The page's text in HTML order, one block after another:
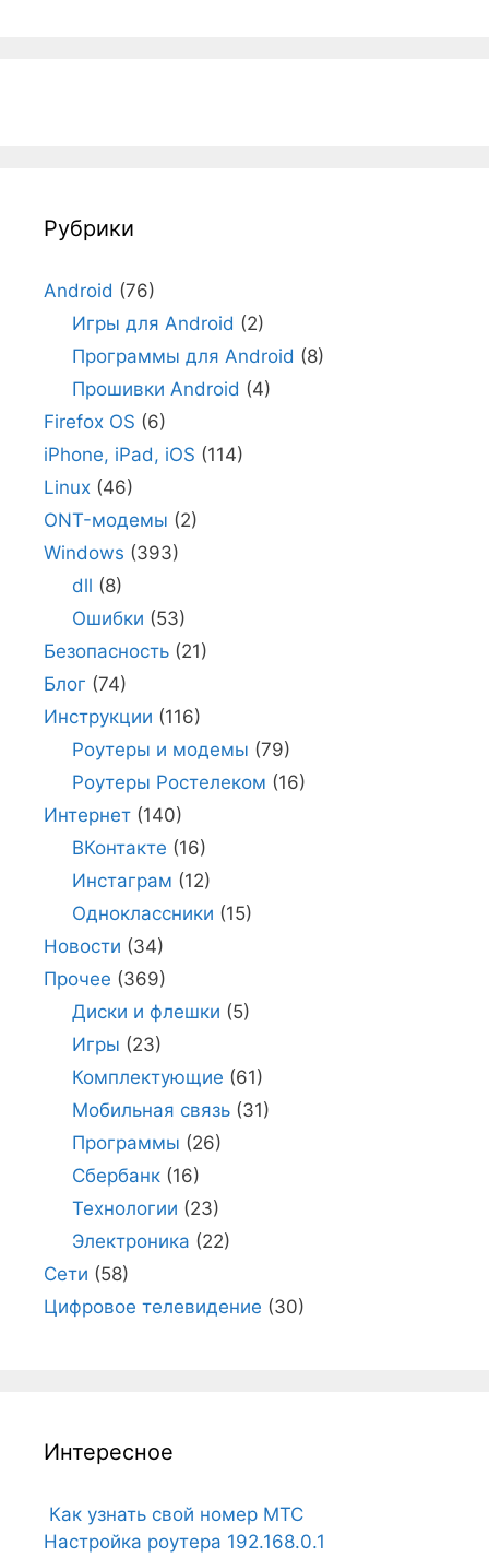
Рубрики
Android (76)
Игры для Android (2)
Программы для Android (8)
Прошивки Android (4)
Firefox OS (6)
iPhone, iPad, iOS (114)
Linux (46)
ONT-модемы (2)
Windows (393)
dll (8)
Ошибки (53)
Безопасность (21)
Блог (74)
Инструкции (116)
Роутеры и модемы (79)
Роутеры Ростелеком (16)
Интернет (140)
ВКонтакте (16)
Инстаграм (12)
Одноклассники (15)
Новости (34)
Прочее (369)
Диски и флешки (5)
Игры (23)
Комплектующие (61)
Мобильная связь(31)
Программы (26)
Сбербанк(16)
Технологии (23)
Электроника (22)
Сети (58)
Цифровое телевидение (30)
Интересное
Как узнать свой номер МТС
Настройка роутера 192.168.0.1